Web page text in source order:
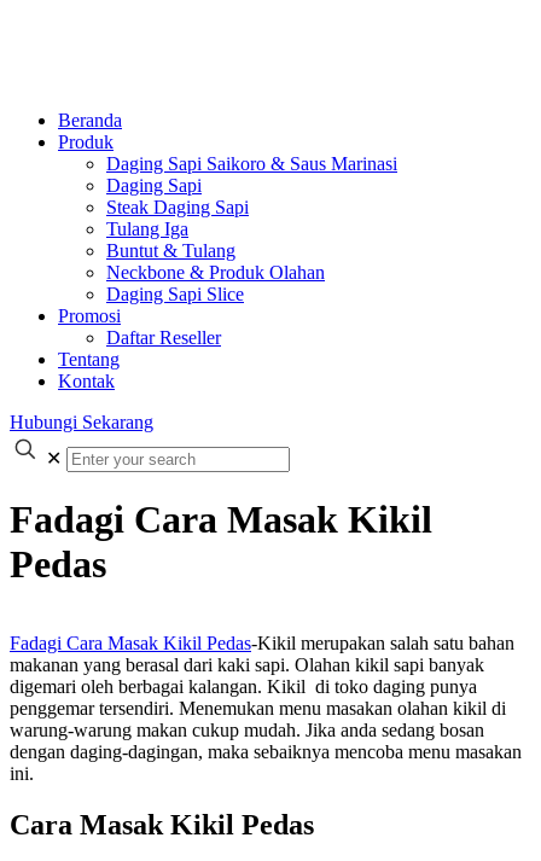
Beranda
Produk
Daging Sapi Saikoro & Saus Marinasi
Daging Sapi
Steak Daging Sapi
Tulang Iga
Buntut & Tulang
Neckbone & Produk Olahan
Daging Sapi Slice
Promosi
Daftar Reseller
Tentang
Kontak
Hubungi Sekarang
✕
Fadagi Cara Masak Kikil
Pedas
Fadagi Cara Masak Kikil Pedas-Kikil merupakan salah satu bahan
makanan yang berasal dari kaki sapi. Olahan kikil sapi banyak
digemari oleh berbagai kalangan. Kikil di toko daging punya
penggemar tersendiri. Menemukan menu masakan olahan kikil di
warung-warung makan cukup mudah. Jika anda sedang bosan
dengan daging-dagingan, maka sebaiknya mencoba menu masakan
ini.
Cara Masak Kikil Pedas